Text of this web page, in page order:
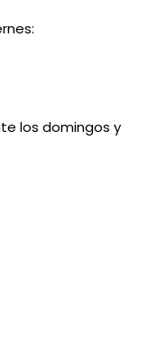
los domingos y